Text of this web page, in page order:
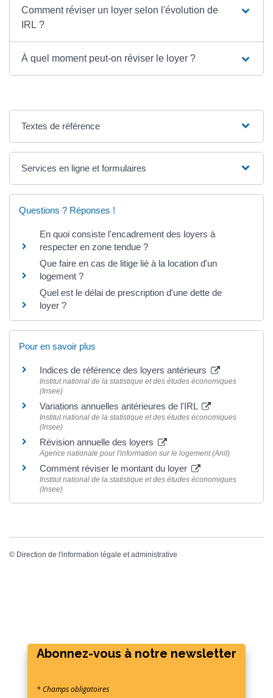
Comment réviser un loyer selon l'évolution de
IRL ?
À quel moment peut-on réviser le loyer ?
Textes de référence
Services en ligne et formulaires
Questions ? Réponses !
En quoi consiste l'encadrement des loyers à
respecter en zone tendue ?
Que faire en cas de litige lié à la location d'un
logement ?
Quel est le délai de prescription d'une dette de
loyer ?
Pour en savoir plus
Indices de référence des loyers antérieurs
Institut national de la statistique et des études économiques
(Insee)
Variations annuelles antérieures de l'IRL
Institut national de la statistique et des études économiques
(Insee)
Révision annuelle des loyers
Agence nationale pour l'information sur le logement (Anil)
Comment réviser le montant du loyer
Institut national de la statistique et des études économiques
(Insee)
© Direction de l'information légale et administrative
Abonnez-vous à notre newsletter
* Champs obligatoires